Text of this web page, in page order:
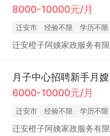
8000-10000元/月
迁安市 经验不限 学历不限
迁安橙子阿姨家政服务有
月子中心招聘新手月嫂
6000-10000元/月
迁安市 经验不限 学历不限
迁安橙子阿姨家政服务有